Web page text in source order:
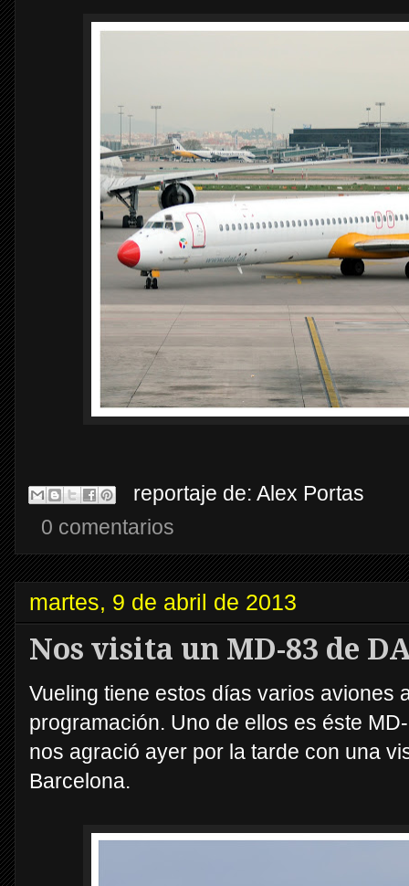
reportaje de: Alex Portas
0 comentarios
martes, 9 de abril de 2013
Nos visita un MD-83 de
Vueling tiene estos días varios aviones
programación. Uno de ellos es éste
nos agració ayer por la tarde con una
Barcelona.